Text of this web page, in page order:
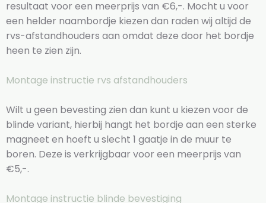
resultaat voor een meerprijs van €6,-. Mocht u voor
een helder naambordje kiezen dan raden wij altijd de
rvs-afstandhouders aan omdat deze door het bordje
heen te zien zijn.
Montage instructie rvs afstandhouders
Wilt u geen bevesting zien dan kunt u kiezen voor de
blinde variant, hierbij hangt het bordje aan een sterke
magneet en hoeft u slecht 1 gaatje in de muur te
boren. Deze is verkrijgbaar voor een meerprijs van
€5,-.
Montage instructie blinde bevestiging